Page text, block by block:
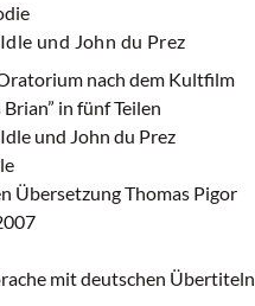
und John du Prez
nach dem Kultfilm
Brian” in fünf Teilen
und John du Prez
Übersetzung Thomas Pigor
mit deutschen Übertiteln